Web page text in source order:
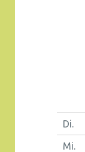
Di.
Mi.